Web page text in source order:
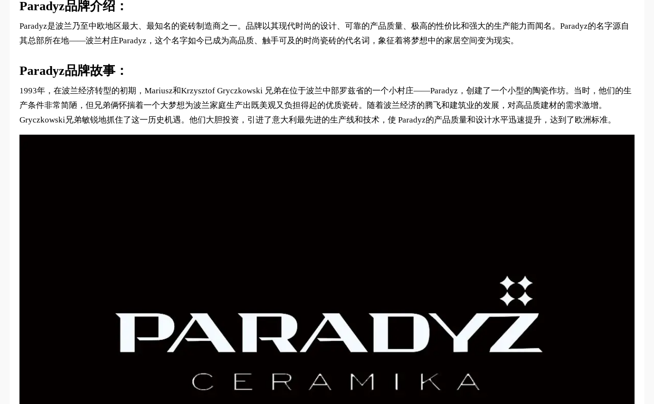
Paradyz品牌介绍：
Paradyz是波兰乃至中欧地区最大、最知名的瓷砖制造商之一。品牌以其现代时尚的设计、可靠的产品质量、极高的性价比和强大的生产能力而闻名。Paradyz的名字源自
其总部所在地——波兰村庄Paradyz，这个名字如今已成为高品质、触手可及的时尚瓷砖的代名词，象征着将梦想中的家居空间变为现实。
Paradyz品牌故事：
1993年，在波兰经济转型的初期，Mariusz和Krzysztof Gryczkowski 兄弟在位于波兰中部罗兹省的一个小村庄——Paradyz，创建了一个小型的陶瓷作坊。当时，他们的生
产条件非常简陋，但兄弟俩怀揣着一个大梦想为波兰家庭生产出既美观又负担得起的优质瓷砖。随着波兰经济的腾飞和建筑业的发展，对高品质建材的需求激增。
Gryczkowski兄弟敏锐地抓住了这一历史机遇。他们大胆投资，引进了意大利最先进的生产线和技术，使 Paradyz的产品质量和设计水平迅速提升，达到了欧洲标准。